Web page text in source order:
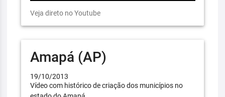
Veja direto no Youtube
Amapá (AP)
19/10/2013
Vídeo com histórico de criação dos municípios no